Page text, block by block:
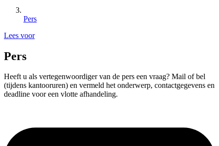
Pers
Lees voor
Pers
Heeft u als vertegenwoordiger van de pers een vraag? Mail of bel
(tijdens kantooruren) en vermeld het onderwerp, contactgegevens en
deadline voor een vlotte afhandeling.